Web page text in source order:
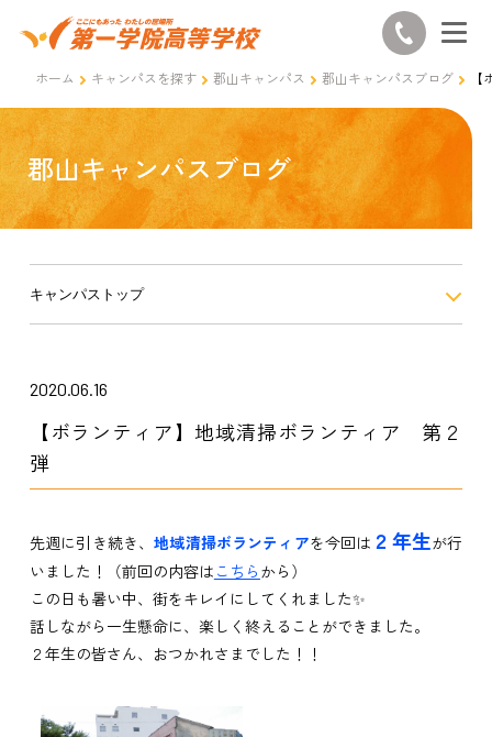
ホーム キャンパスを探す 郡山キャンパス 郡山キャンパスブログ
郡山キャンパスブログ
キャンパストップ
2020.06.16
【ボランティア】地域清掃ボランティア 第２
弾
先週に引き続き、地域清掃ボランティアを今回は ２年生が行
いました！（前回の内容は こちら から）
この日も暑い中、街をキレイにしてくれました✨
話しながら一生懸命に、楽しく終えることができました。
２年生の皆さん、おつかれさまでした！！